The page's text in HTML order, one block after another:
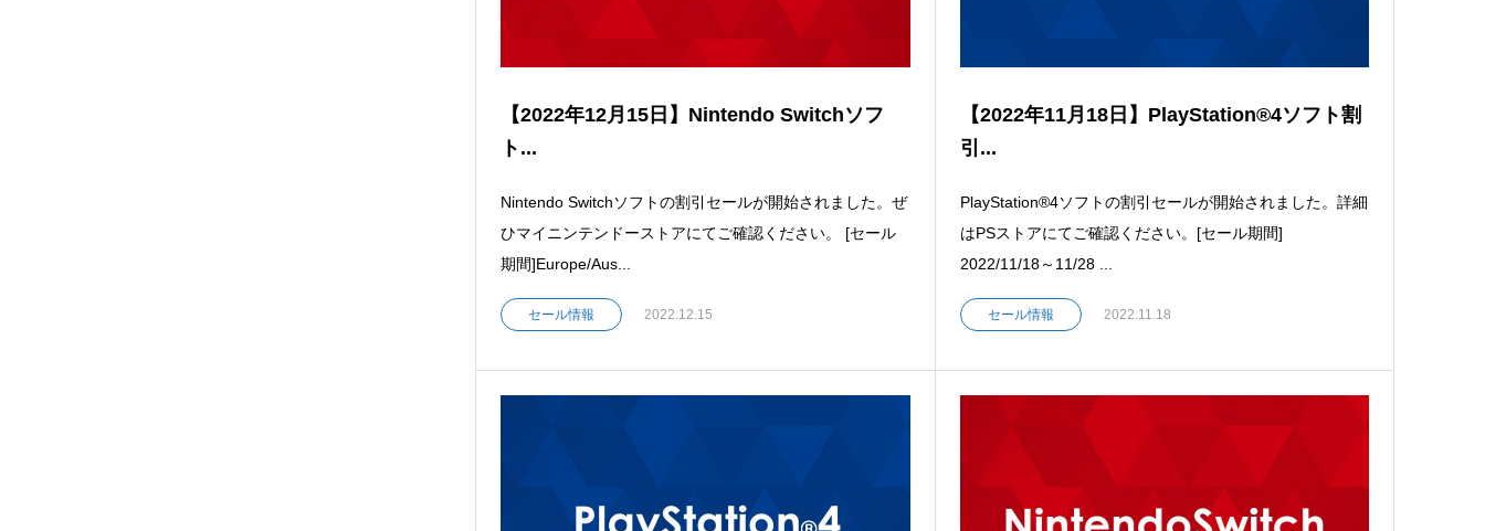
【2022年12月15日】Nintendo Switchソフ
ト...
Nintendo Switchソフトの割引セールが開始されました。ぜ
ひマイニンテンドーストアにてご確認ください。 [セール
期間]Europe/Aus...
セール情報 2022.12.15
【2022年11月18日】PlayStation®4ソフト割
引...
PlayStation®4ソフトの割引セールが開始されました。詳細
はPSストアにてご確認ください。[セール期間]
2022/11/18～11/28 ...
セール情報 2022.11.18